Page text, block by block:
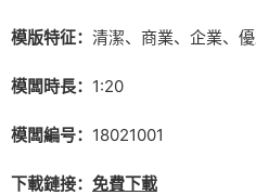
模版特征： 清潔、商業、企業、
模闆時長： 1:20
模闆編号： 18021001
下載鏈接： 免費下載